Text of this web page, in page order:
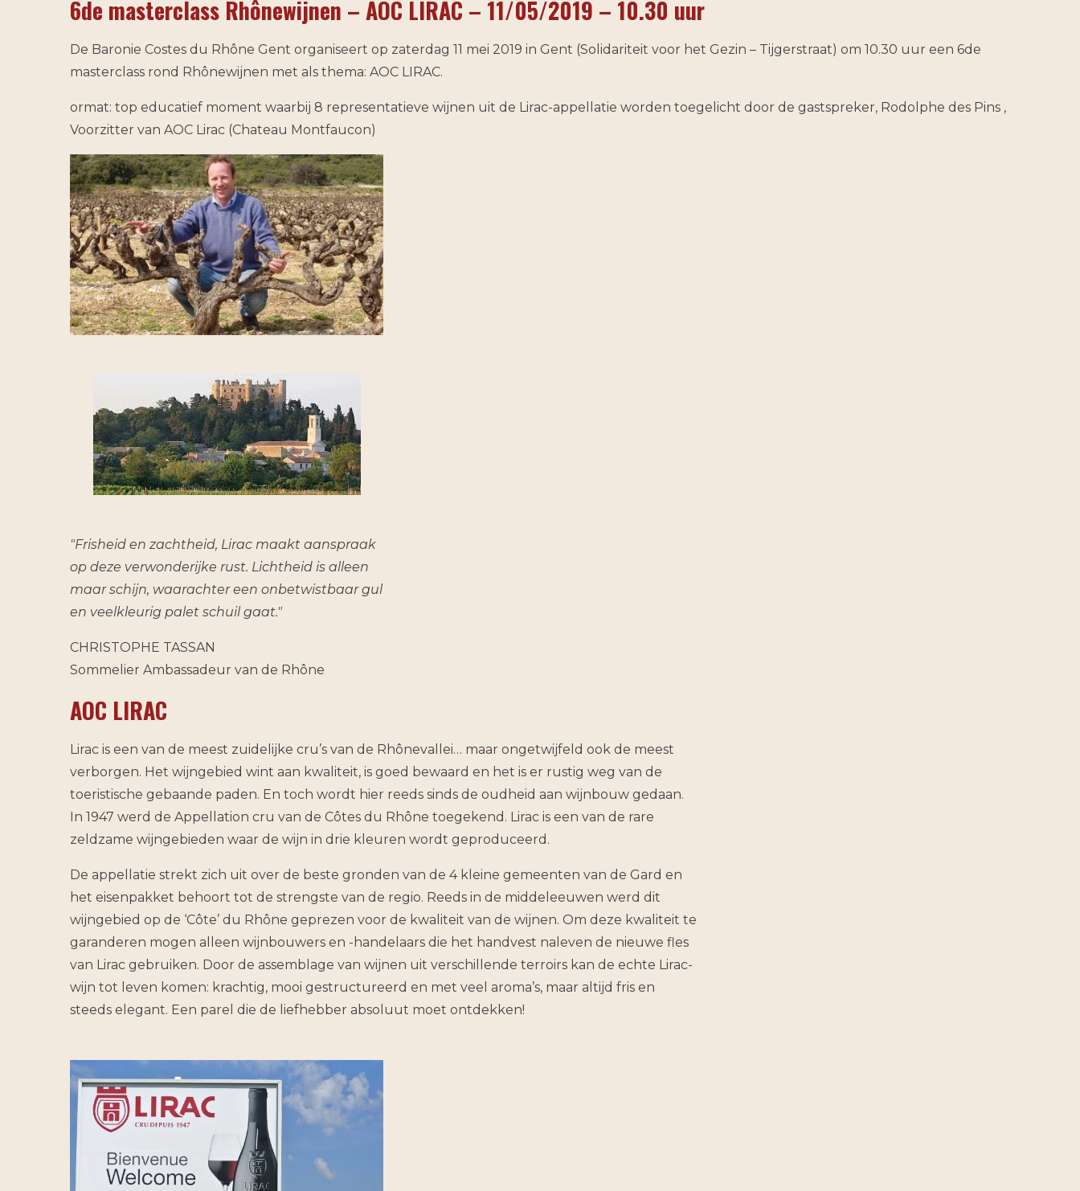
n
e
6de masterclass Rhônewijnen – AOC LIRAC – 11/05/2019 – 10.30 uur
De Baronie Costes du Rhône Gent organiseert op zaterdag 11 mei 2019 in Gent (Solidariteit voor het Gezin – Tijgerstraat) om 10.30 uur een 6de
masterclass rond Rhônewijnen met als thema: AOC LIRAC.
ormat: top educatief moment waarbij 8 representatieve wijnen uit de Lirac-appellatie worden toegelicht door de gastspreker, Rodolphe des Pins ,
Voorzitter van AOC Lirac (Chateau Montfaucon)
"Frisheid en zachtheid, Lirac maakt aanspraak
op deze verwonderijke rust. Lichtheid is alleen
maar schijn, waarachter een onbetwistbaar gul
en veelkleurig palet schuil gaat."
CHRISTOPHE TASSAN
Sommelier Ambassadeur van de Rhône
AOC LIRAC
Lirac is een van de meest zuidelijke cru’s van de Rhônevallei… maar ongetwijfeld ook de meest
verborgen. Het wijngebied wint aan kwaliteit, is goed bewaard en het is er rustig weg van de
toeristische gebaande paden. En toch wordt hier reeds sinds de oudheid aan wijnbouw gedaan.
In 1947 werd de Appellation cru van de Côtes du Rhône toegekend. Lirac is een van de rare
zeldzame wijngebieden waar de wijn in drie kleuren wordt geproduceerd.
De appellatie strekt zich uit over de beste gronden van de 4 kleine gemeenten van de Gard en
het eisenpakket behoort tot de strengste van de regio. Reeds in de middeleeuwen werd dit
wijngebied op de ‘Côte’ du Rhône geprezen voor de kwaliteit van de wijnen. Om deze kwaliteit te
garanderen mogen alleen wijnbouwers en -handelaars die het handvest naleven de nieuwe fles
van Lirac gebruiken. Door de assemblage van wijnen uit verschillende terroirs kan de echte Lirac-
wijn tot leven komen: krachtig, mooi gestructureerd en met veel aroma’s, maar altijd fris en
steeds elegant. Een parel die de liefhebber absoluut moet ontdekken!